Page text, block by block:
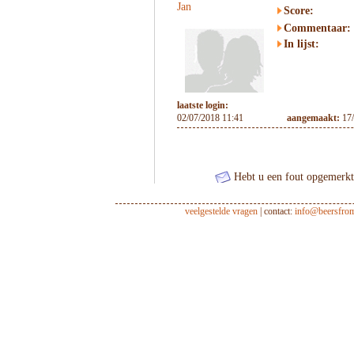
Jan
Score:
Commentaar:
In lijst:
laatste login:
02/07/2018 11:41
aangemaakt:
Hebt u een fout
veelgestelde vragen| contact: